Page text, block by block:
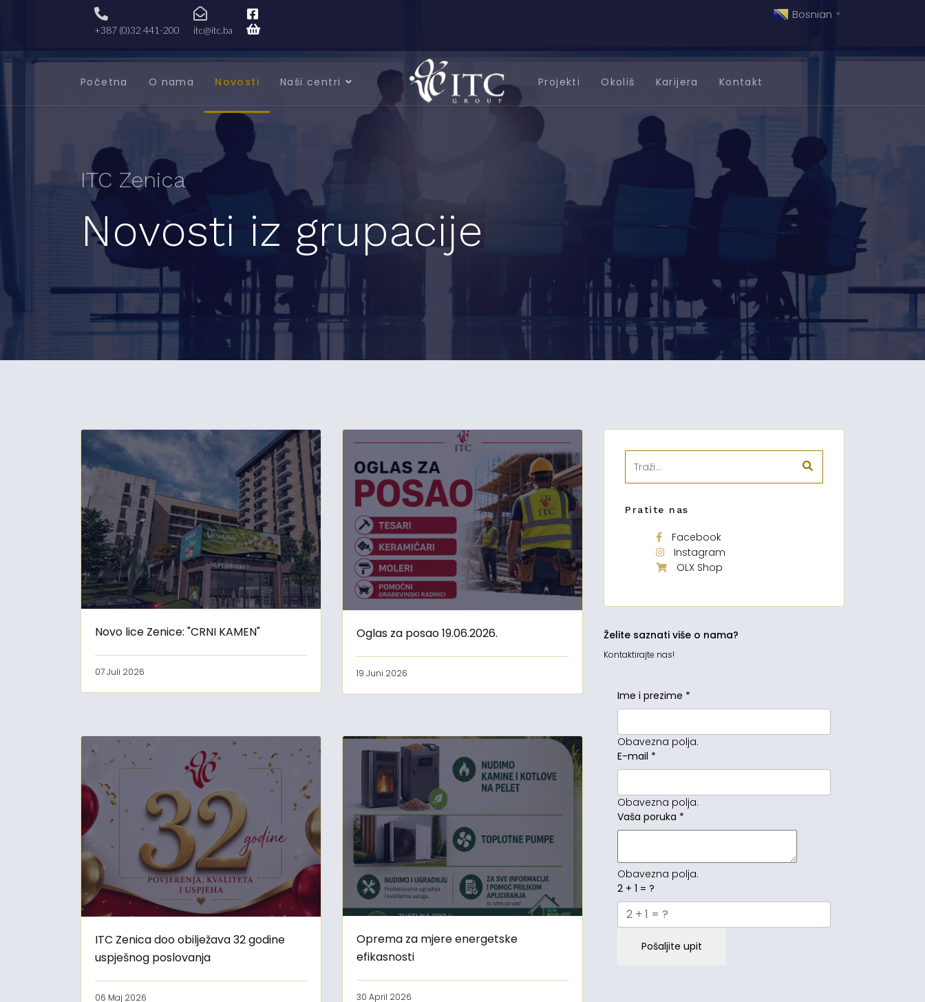
+387 (0)32 441-200 itc@itc.ba
Bosnian ▼
Početna O nama Novosti Naši centri Projekti Okoliš Karijera Kontakt
ITC Zenica
Novosti iz grupacije
Novo lice Zenice: "CRNI KAMEN"
07 Juli 2026
Oglas za posao 19.06.2026.
19 Juni 2026
ITC Zenica doo obilježava 32 godine
uspješnog poslovanja
06 Maj 2026
Oprema za mjere energetske
efikasnosti
30 April 2026
Pratite nas
Facebook
Instagram
OLX Shop
Želite saznati više o nama?
Kontaktirajte nas!
Ime i prezime *
Obavezna polja.
E-mail *
Obavezna polja.
Vaša poruka *
Obavezna polja.
2 + 1 = ?
Pošaljite upit